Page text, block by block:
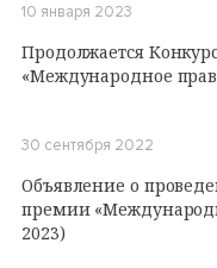
10 января 2023
Продолжается
«Международное
30 сентября 2022
Объявление о
премии
2023)